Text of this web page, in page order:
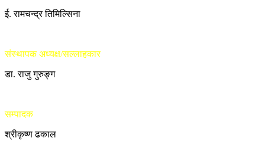
ई. रामचन्द्र तिमिल्सिना
संस्थापक अध्यक्ष/सल्लाहकार
डा. राजु गुरुङ्ग
सम्पादक
श्रीकृष्ण ढकाल